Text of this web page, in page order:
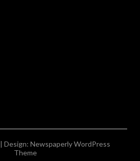
| Design: Newspaperly WordPress
Theme